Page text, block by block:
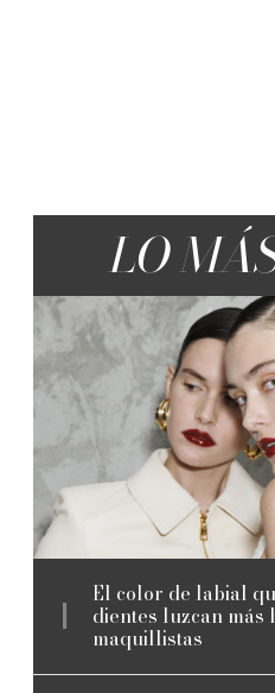
LO
El color de labial
dientes luzcan más
maquillistas